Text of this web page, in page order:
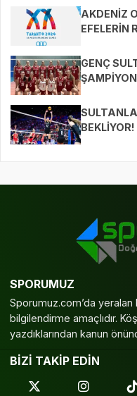
AKDENİZ
EFELERİN
GENÇ
BEKLİYOR!
SPORUMUZ
Sporumuz.com’da
bilgilendirme amaçlıdır.
yazdıklarından kanun
BİZİ TAKİP EDİN